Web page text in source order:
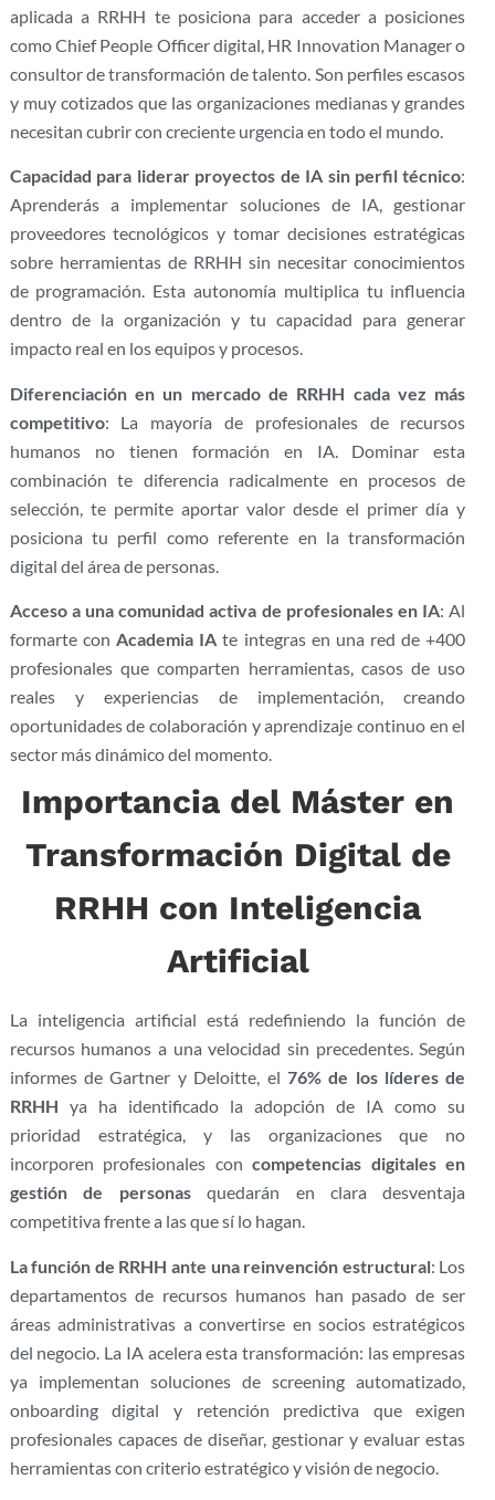
aplicada a RRHH te posiciona para acceder a posiciones
como Chief People Officer digital, HR Innovation Manager o
consultor de transformación de talento. Son perfiles escasos
y muy cotizados que las organizaciones medianas y grandes
necesitan cubrir con creciente urgencia en todo el mundo.
Capacidad para liderar proyectos de IA sin perfil técnico:
Aprenderás a implementar soluciones de IA, gestionar
proveedores tecnológicos y tomar decisiones estratégicas
sobre herramientas de RRHH sin necesitar conocimientos
de programación. Esta autonomía multiplica tu influencia
dentro de la organización y tu capacidad para generar
impacto real en los equipos y procesos.
Diferenciación en un mercado de RRHH cada vez más
competitivo: La mayoría de profesionales de recursos
humanos no tienen formación en IA. Dominar esta
combinación te diferencia radicalmente en procesos de
selección, te permite aportar valor desde el primer día y
posiciona tu perfil como referente en la transformación
digital del área de personas.
Acceso a una comunidad activa de profesionales en IA: Al
formarte con Academia IA te integras en una red de +400
profesionales que comparten herramientas, casos de uso
reales y experiencias de implementación, creando
oportunidades de colaboración y aprendizaje continuo en el
sector más dinámico del momento.
Importancia del Máster en
Transformación Digital de
RRHH con Inteligencia
Artificial
La inteligencia artificial está redefiniendo la función de
recursos humanos a una velocidad sin precedentes. Según
informes de Gartner y Deloitte, el 76% de los líderes de
RRHH ya ha identificado la adopción de IA como su
prioridad estratégica, y las organizaciones que no
incorporen profesionales concompetencias digitales en
gestión de personasquedarán en clara desventaja
competitiva frente a las que sí lo hagan.
La función de RRHH ante una reinvención estructural: Los
departamentos de recursos humanos han pasado de ser
áreas administrativas a convertirse en socios estratégicos
del negocio. La IA acelera esta transformación: las empresas
ya implementan soluciones de screening automatizado,
onboarding digital y retención predictiva que exigen
profesionales capaces de diseñar, gestionar y evaluar estas
herramientas con criterio estratégico y visión de negocio.